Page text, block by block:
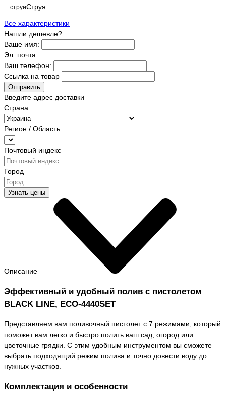
струиСтруя
Все характеристики
Нашли дешевле?
Ваше имя:
Эл. почта
Ваш телефон:
Ссылка на товар
Отправить
Введите адрес доставки
Страна
Регион / Область
Почтовый индекс
Город
Узнать цены
Описание
Эффективный и удобный полив с пистолетом
BLACK LINE, ECO-4440SET
Представляем вам поливочный пистолет с 7 режимами, который
поможет вам легко и быстро полить ваш сад, огород или
цветочные грядки. С этим удобным инструментом вы сможете
выбрать подходящий режим полива и точно довести воду до
нужных участков.
Комплектация и особенности